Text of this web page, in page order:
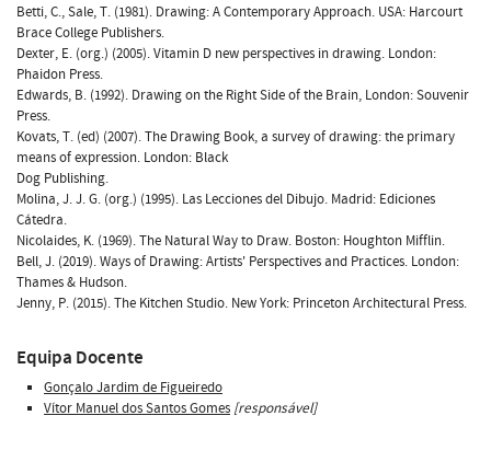
Betti, C., Sale, T. (1981). Drawing: A Contemporary Approach. USA: Harcourt
Brace College Publishers.
Dexter, E. (org.) (2005). Vitamin D new perspectives in drawing. London:
Phaidon Press.
Edwards, B. (1992). Drawing on the Right Side of the Brain, London: Souvenir
Press.
Kovats, T. (ed) (2007). The Drawing Book, a survey of drawing: the primary
means of expression. London: Black
Dog Publishing.
Molina, J. J. G. (org.) (1995). Las Lecciones del Dibujo. Madrid: Ediciones
Cátedra.
Nicolaides, K. (1969). The Natural Way to Draw. Boston: Houghton Mifflin.
Bell, J. (2019). Ways of Drawing: Artists' Perspectives and Practices. London:
Thames & Hudson.
Jenny, P. (2015). The Kitchen Studio. New York: Princeton Architectural Press.
Equipa Docente
Gonçalo Jardim de Figueiredo
Vítor Manuel dos Santos Gomes [responsável]